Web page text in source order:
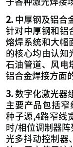
2. 中厚钢及铝合
针对中厚钢和铝
熔焊系统和大幅
的核心均由认知
石油管道、风电
铝合金焊接方面
3. 数字化激光器
主要产品包括
种子源,4路窄线
时/相位调制器
光多抖动控制器